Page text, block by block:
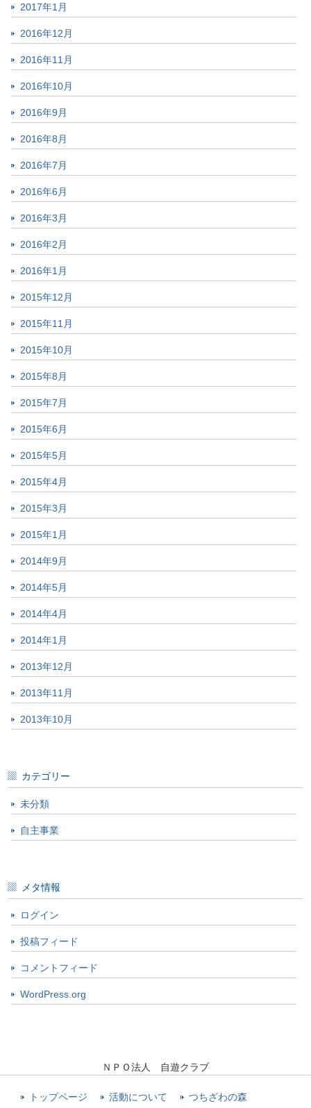
2017年1月
2016年12月
2016年11月
2016年10月
2016年9月
2016年8月
2016年7月
2016年6月
2016年3月
2016年2月
2016年1月
2015年12月
2015年11月
2015年10月
2015年8月
2015年7月
2015年6月
2015年5月
2015年4月
2015年3月
2015年1月
2014年9月
2014年5月
2014年4月
2014年1月
2013年12月
2013年11月
2013年10月
カテゴリー
未分類
自主事業
メタ情報
ログイン
投稿フィード
コメントフィード
WordPress.org
ＮＰＯ法人 自遊クラブ
トップページ 活動について つちざわの森